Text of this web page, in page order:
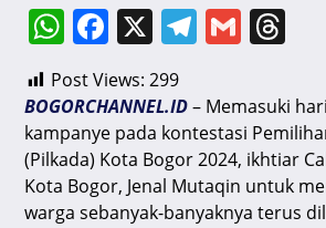
W
h
at
s
A
p
F
c
e
b
o
X T
e
gr
a
m
G
ai
l
e
a
d
s
Post Views: 299
BOGORCHANNEL.ID– Memasuki
kampanye pada kontestasi
(Pilkada) Kota Bogor 2024, ikhtiar
Kota Bogor, Jenal Mutaqin untuk
warga sebanyak-banyaknya terus